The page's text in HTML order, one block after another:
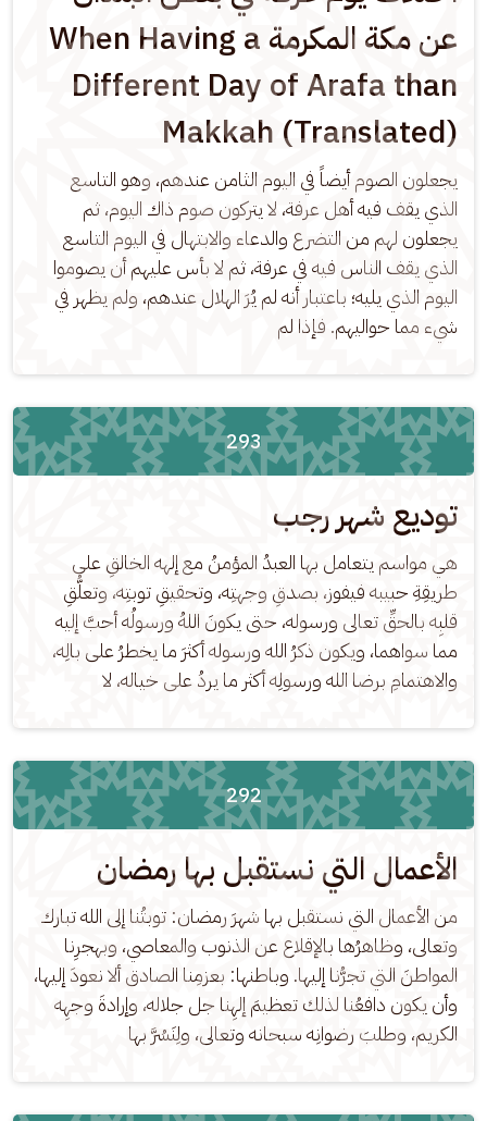
عن مكة المكرمة When Having a
Different Day of Arafa than
Makkah (Translated)
يجعلون الصوم أيضاً في اليوم الثامن عندهم، وهو التاسع
الذي يقف فيه أهل عرفة، لا يتركون صوم ذاك اليوم، ثم
يجعلون لهم من التضرع والدعاء والابتهال في اليوم التاسع
الذي يقف الناس فيه في عرفة، ثم لا بأس عليهم أن يصوموا
اليوم الذي يليه؛ باعتبار أنه لم يُرَ الهلال عندهم، ولم يظهر في
شيء مما حواليهم. فإذا لم
293
توديع شهر رجب
هي مواسم يتعامل بها العبدُ المؤمنُ مع إلهه الخالقِ على
طريقِةِ حبيبه فيفوز، بصدقِ وجهتِه، وتحقيقِ توبتِه، وتعلُّقِ
قلبِه بالحقِّ تعالى ورسوله، حتى يكونَ اللهُ ورسولُه أحبَّ إليه
مما سواهما، ويكون ذكرُ الله ورسوله أكثرَ ما يخطرُ على بالِه،
والاهتمامِ برضا الله ورسولِه أكثر ما يردُ على خياله، لا
292
الأعمال التي نستقبل بها رمضان
من الأعمال التي نستقبل بها شهرَ رمضان: توبتُنا إلى الله تبارك
وتعالى، وظاهرُها بالإقلاع عن الذنوب والمعاصي، وبهجرِنا
المواطنَ التي تجرُّنا إليها. وباطنها: بعزمِنا الصادق ألا نعودَ إليها،
وأن يكون دافعُنا لذلك تعظيمَ إلهِنا جل جلاله، وإرادةَ وجهِه
الكريم، وطلبَ رضوانِه سبحانه وتعالى، ولِنَسُرَّ بها